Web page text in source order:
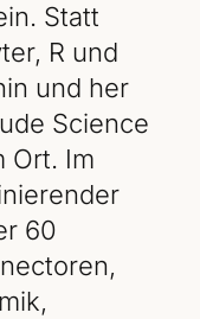
Statt
R und
und her
Science
Ort. Im
60